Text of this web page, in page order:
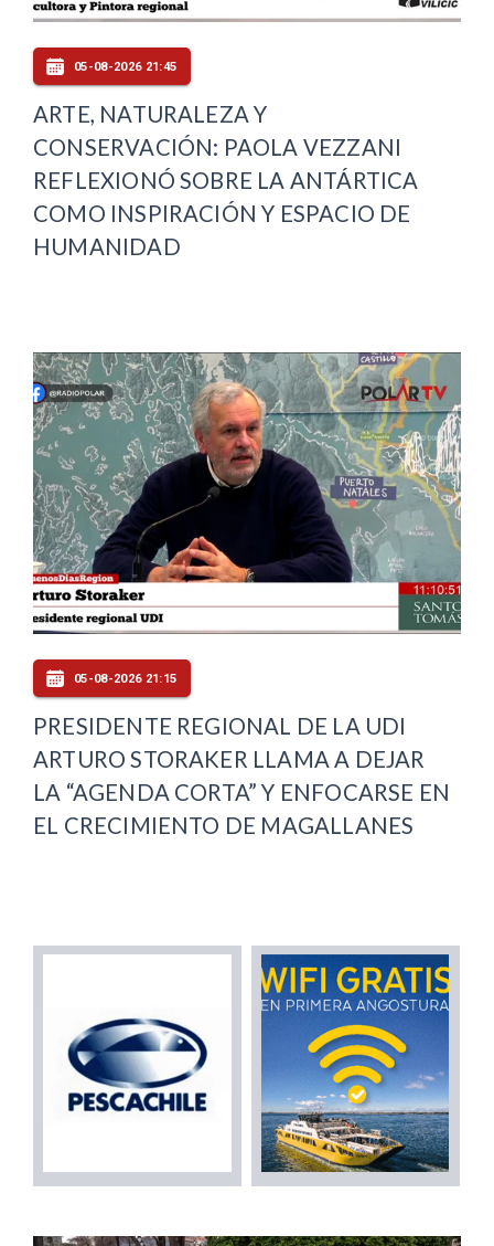
05-08-2026 21:45
ARTE, NATURALEZA Y
CONSERVACIÓN: PAOLA VEZZANI
REFLEXIONÓ SOBRE LA ANTÁRTICA
COMO INSPIRACIÓN Y ESPACIO DE
HUMANIDAD
05-08-2026 21:15
PRESIDENTE REGIONAL DE LA UDI
ARTURO STORAKER LLAMA A DEJAR
LA “AGENDA CORTA” Y ENFOCARSE EN
EL CRECIMIENTO DE MAGALLANES